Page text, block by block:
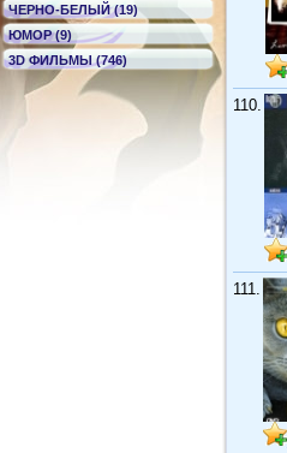
ЧЕРНО-БЕЛЫЙ (19)
ЮМОР (9)
3D ФИЛЬМЫ (746)
110.
111.